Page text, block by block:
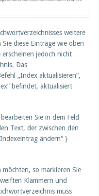
weitere
diese Einträge wie oben
jedoch nicht
Das
„Index aktualisieren“,
befindet, aktualisiert
Sie in dem Feld
Text, der zwischen den
ändern“ }
so markieren Sie
Klammern und
muss